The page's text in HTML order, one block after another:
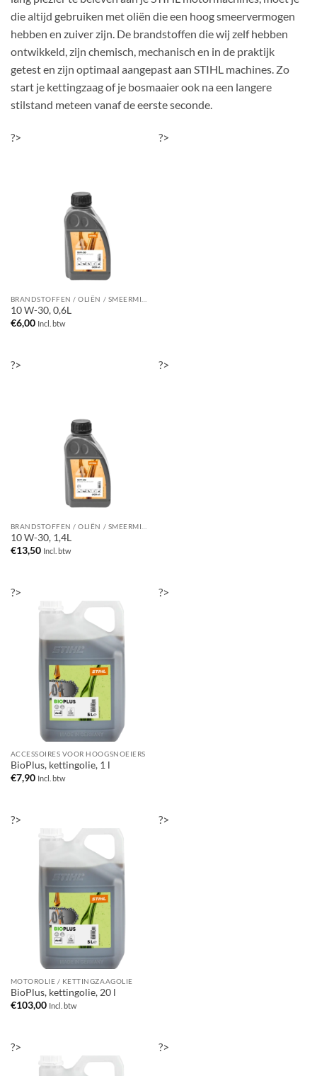
die altijd gebruiken met oliën die een hoog smeervermogen
hebben en zuiver zijn. De brandstoffen die wij zelf hebben
ontwikkeld, zijn chemisch, mechanisch en in de praktijk
getest en zijn optimaal aangepast aan STIHL machines. Zo
start je kettingzaag of je bosmaaier ook na een langere
stilstand meteen vanaf de eerste seconde.
?>
10 W-30, 0,6L
€6,00 Incl. btw
?>
?>
10 W-30, 1,4L
€13,50 Incl. btw
?>
?>
ACCESSOIRES VOOR HOOGSNOEIERS
BioPlus, kettingolie, 1 l
€7,90 Incl. btw
?>
?>
MOTOROLIE / KETTINGZAAGOLIE
BioPlus, kettingolie, 20 l
€103,00 Incl. btw
?>
?> ?>